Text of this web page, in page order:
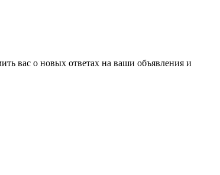
вас о новых ответах на ваши объявления и